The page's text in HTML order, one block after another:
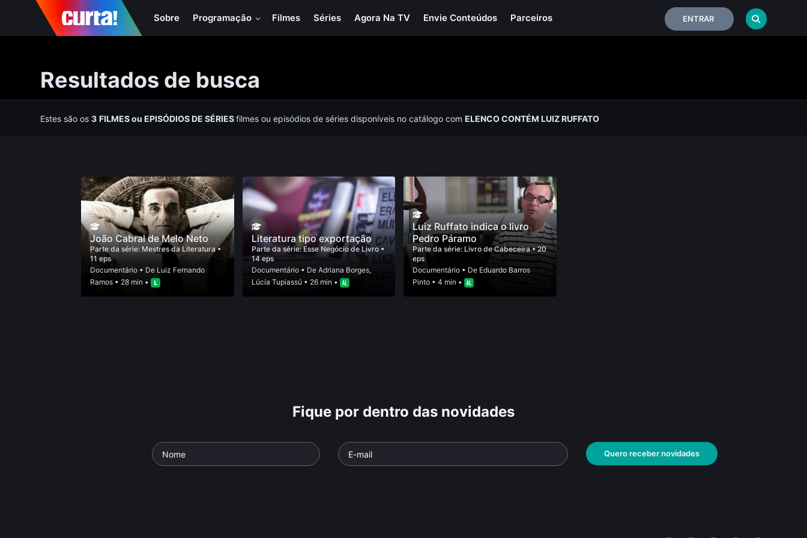
Sobre Programação Filmes Séries Agora Na TV Envie Conteúdos Parceiros ENTRAR
Resultados de busca
Estes são os3 FILMESou EPISÓDIOS DE SÉRIESfilmes ou episódios de séries disponíveis no catálogo comELENCO CONTÉM LUIZ RUFFATO
João Cabral de Melo Neto
Parte da série: Mestres da Literatura•
11 eps
Documentário• De Luiz Fernando
Ramos• 28 min •
Literatura tipo exportação
Parte da série:Esse Negócio de Livro •
14 eps
Documentário• De Adriana Borges,
Lúcia Tupiassú • 26 min •
Luiz Ruffato indica o livro
Pedro Páramo
Parte da série: Livro de Cabeceira• 20
eps
Documentário • De Eduardo Barros
Pinto • 4 min •
Fique por dentro das novidades
Quero receber novidades